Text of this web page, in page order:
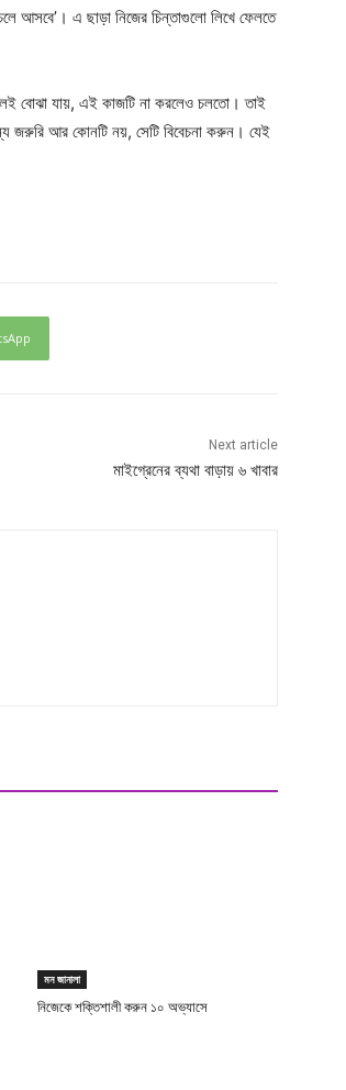
আসবে’। এ ছাড়া নিজের চিন্তাগুলো লিখে ফেলতে
বোঝা যায়, এই কাজটি না করলেও চলতো। তাই
জরুরি আর কোনটি নয়, সেটি বিবেচনা করুন। যেই
Next article
মাইগ্রেনের ব্যথা বাড়ায় ৬ খাবার
মন জানালা
নিজেকে শক্তিশালী করুন ১০ অভ্যাসে